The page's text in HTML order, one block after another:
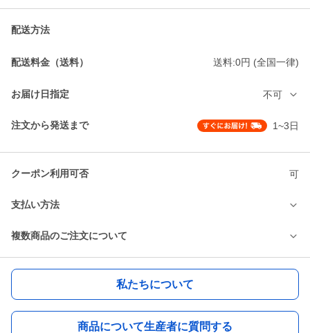
配送方法
配送料金（送料） 送料:0円 (全国一律)
お届け日指定 不可
注文から発送まで 1~3日
クーポン利用可否 可
支払い方法
複数商品のご注文について
私たちについて
商品について生産者に質問する